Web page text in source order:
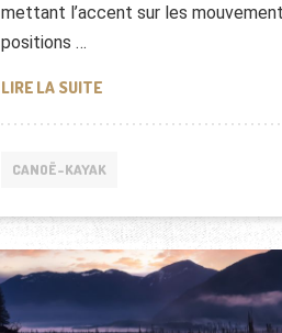
mettant l’accent sur les
positions …
LIRE LA SUITELES DIFFÉRENTES
CANOË-KAYAK